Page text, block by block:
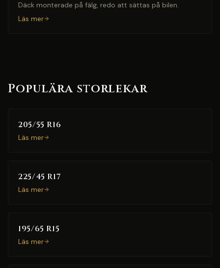
Däck monterade på fälg, redo att sättas på bilen.
Läs mer
Populära storlekar
205/55 R16
Läs mer
225/45 R17
Läs mer
195/65 R15
Läs mer